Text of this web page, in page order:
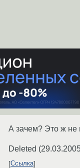
А зачем? Это ж не
Deleted (
Ссылка